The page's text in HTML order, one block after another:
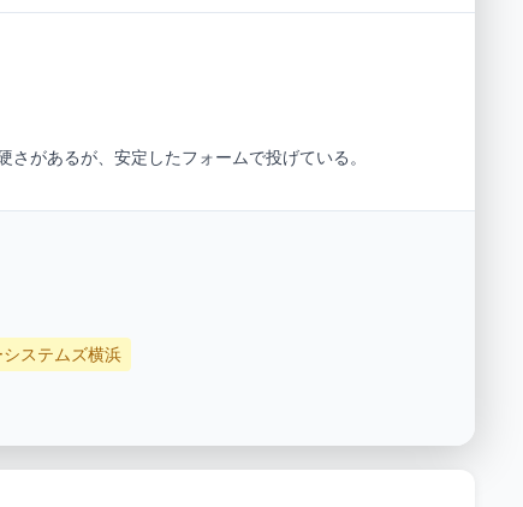
があるが、安定したフォームで投げている。
ステムズ横浜